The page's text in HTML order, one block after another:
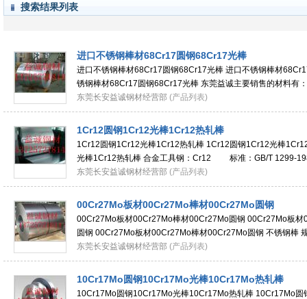
搜索结果列表
进口不锈钢棒材68Cr17圆钢68Cr17光棒
进口不锈钢棒材68Cr17圆钢68Cr17光棒 进口不锈钢棒材
锈钢棒材68Cr17圆钢68Cr17光棒 东莞益诚主要销售的材料有
430F、201Cu等各种材质的不锈钢螺丝线材；301、30
东莞长安益诚钢材经营部 (产品列表)
1Cr12圆钢1Cr12光棒1Cr12热轧棒
1Cr12圆钢1Cr12光棒1Cr12热轧棒 1Cr12圆钢1Cr12光棒
光棒1Cr12热轧棒 合金工具钢：Cr12 标准：GB/T 1299-
是应用广泛的冷作
东莞长安益诚钢材经营部 (产品列表)
00Cr27Mo板材00Cr27Mo棒材00Cr27Mo圆钢
00Cr27Mo板材00Cr27Mo棒材00Cr27Mo圆钢 00Cr27Mo板
圆钢 00Cr27Mo板材00Cr27Mo棒材00Cr27Mo圆钢 不锈钢棒
304、304L、321、316、316L、316H、316Ti、316LN、
东莞长安益诚钢材经营部 (产品列表)
10Cr17Mo圆钢10Cr17Mo光棒10Cr17Mo热轧棒
10Cr17Mo圆钢10Cr17Mo光棒10Cr17Mo热轧棒 10Cr17Mo圆